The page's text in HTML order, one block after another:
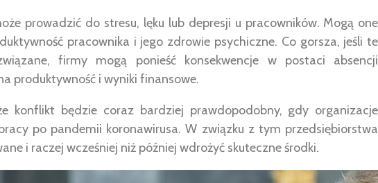
prowadzić do stresu, lęku lub depresji u pracowników. Mogą one
pracownika i jego zdrowie psychiczne. Co gorsza, jeśli te
firmy mogą ponieść konsekwencje w postaci absencji
produktywność i wyniki finansowe.
konflikt będzie coraz bardziej prawdopodobny, gdy organizacje
po pandemii koronawirusa. W związku z tym przedsiębiorstwa
i raczej wcześniej niż później wdrożyć skuteczne środki.